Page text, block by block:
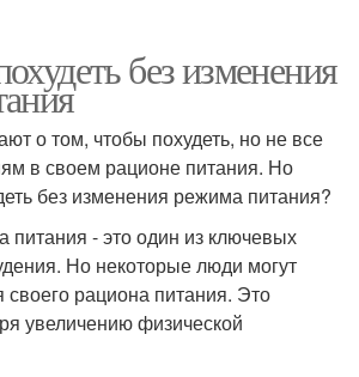
без изменения
о том, чтобы похудеть, но не все
в своем рационе питания. Но
без изменения режима питания?
- это один из ключевых
Но некоторые люди могут
своего рациона питания. Это
увеличению физической